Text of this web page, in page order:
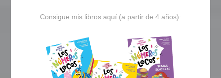
Consigue mis libros aquí (a partir de 4 años):